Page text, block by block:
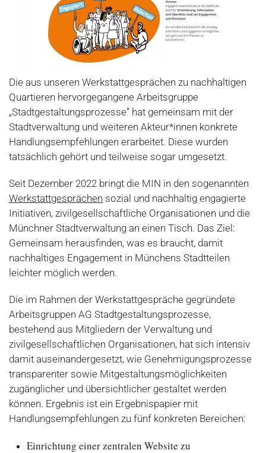
Die aus unseren Werkstattgesprächen zu nachhaltigen
Quartieren hervorgegangene Arbeitsgruppe
„Stadtgestaltungsprozesse” hat gemeinsam mit der
Stadtverwaltung und weiteren Akteur*innen konkrete
Handlungsempfehlungen erarbeitet. Diese wurden
tatsächlich gehört und teilweise sogar umgesetzt.
Seit Dezember 2022 bringt die MIN in den sogenannten
Werkstattgesprächen sozial und nachhaltig engagierte
Initiativen, zivilgesellschaftliche Organisationen und die
Münchner Stadtverwaltung an einen Tisch. Das Ziel:
Gemeinsam herausfinden, was es braucht, damit
nachhaltiges Engagement in Münchens Stadtteilen
leichter möglich werden.
Die im Rahmen der Werkstattgespräche gegründete
Arbeitsgruppen AG Stadtgestaltungsprozesse,
bestehend aus Mitgliedern der Verwaltung und
zivilgesellschaftlichen Organisationen, hat sich intensiv
damit auseinandergesetzt, wie Genehmigungsprozesse
transparenter sowie Mitgestaltungsmöglichkeiten
zugänglicher und übersichtlicher gestaltet werden
können. Ergebnis ist ein Ergebnispapier mit
Handlungsempfehlungen zu fünf konkreten Bereichen:
Einrichtung einer zentralen Website zu